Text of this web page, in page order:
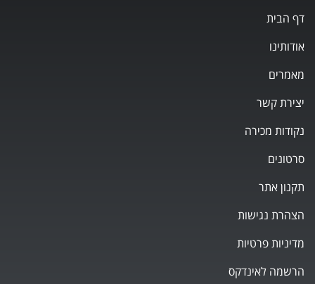
דף הבית
אודותינו
מאמרים
יצירת קשר
נקודות מכירה
סרטונים
תקנון אתר
הצהרת נגישות
מדיניות פרטיות
הרשמה לאינדקס